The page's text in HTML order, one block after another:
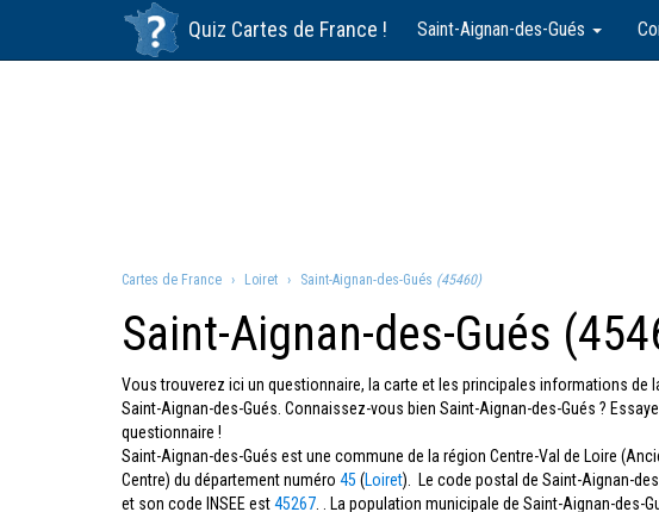
Quiz Cartes de France ! Saint-Aignan-des-Gués
Cartes de France Loiret Saint-Aignan-des-Gués (45460)
Saint-Aignan-des-Gués
Vous trouverez ici un questionnaire, la carte et les principales informations de
Saint-Aignan-des-Gués. Connaissez-vous bien Saint-Aignan-des-Gués ?
questionnaire !
Saint-Aignan-des-Gués est une commune de la région Centre-Val de Loire
Centre) du département numéro 45 (Loiret). Le code postal de Saint-Aignan-
et son code INSEE est45267 . . La population municipale de Saint-Aignan-des-